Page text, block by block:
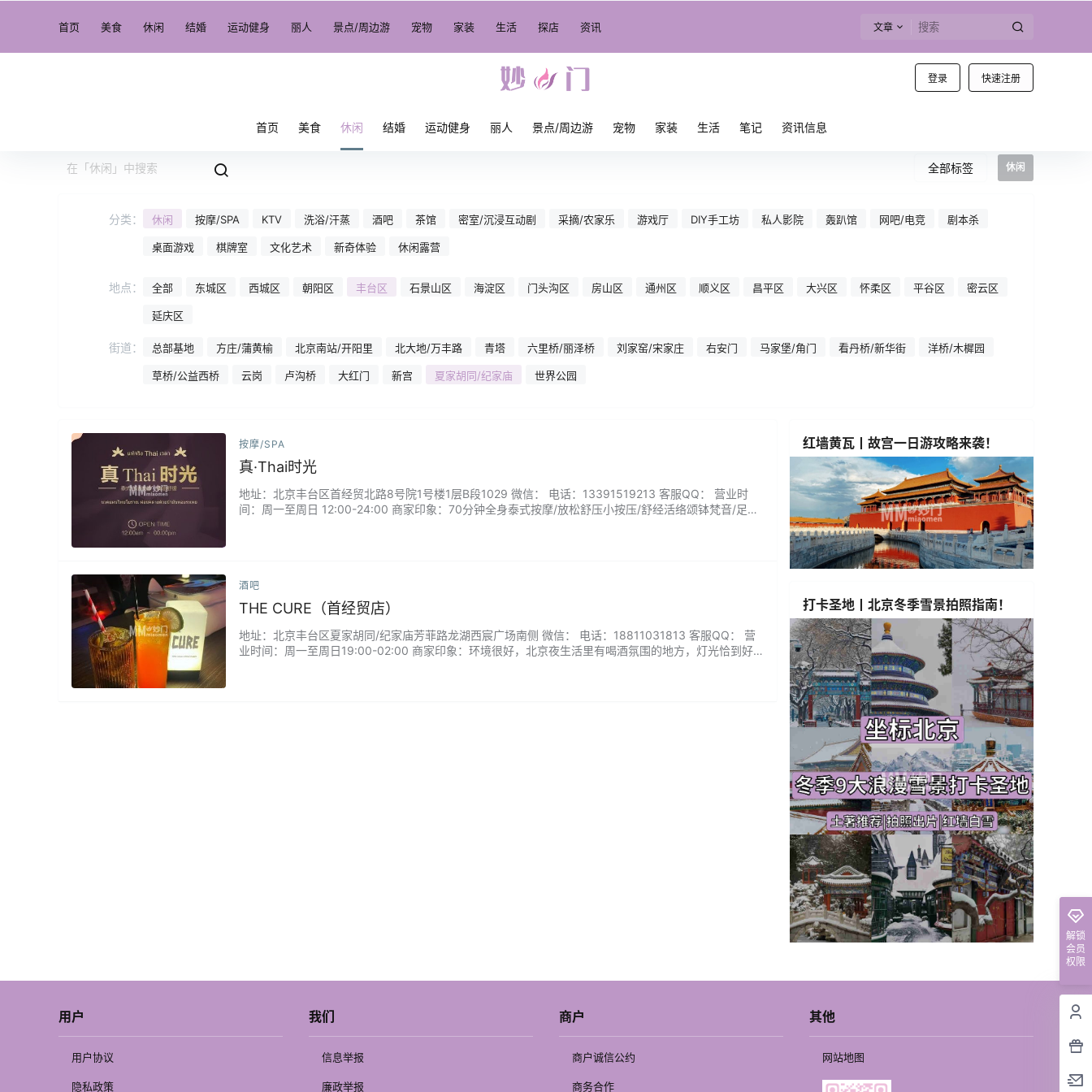
首页 美食 休闲 结婚 运动健身 丽人 景点/周边游 宠物 家装 生活 探店 资讯 文章
登录 快速注册
首页 美食 休闲 结婚 运动健身 丽人 景点/周边游 宠物 家装 生活 笔记 资讯信息
全部标签 休闲
分类： 休闲 按摩/SPA KTV 洗浴/汗蒸 酒吧 茶馆 密室/沉浸互动剧 采摘/农家乐 游戏厅 DIY手工坊 私人影院 轰趴馆 网吧/电竞 剧本杀
桌面游戏 棋牌室 文化艺术 新奇体验 休闲露营
地点： 全部 东城区 西城区 朝阳区 丰台区 石景山区 海淀区 门头沟区 房山区 通州区 顺义区 昌平区 大兴区 怀柔区 平谷区 密云区
延庆区
街道： 总部基地 方庄/蒲黄榆 北京南站/开阳里 北大地/万丰路 青塔 六里桥/丽泽桥 刘家窑/宋家庄 右安门 马家堡/角门 看丹桥/新华街 洋桥/木樨园
草桥/公益西桥 云岗 卢沟桥 大红门 新宫 夏家胡同/纪家庙 世界公园
按摩/SPA
真·Thai时光
地址：北京丰台区首经贸北路8号院1号楼1层B段1029 微信： 电话：13391519213 客服QQ： 营业时
间：周一至周日 12:00-24:00 商家印象：70分钟全身泰式按摩/放松舒压小按压/舒经活络颂钵梵音/足部
酒吧
THE CURE（首经贸店）
地址：北京丰台区夏家胡同/纪家庙芳菲路龙湖西宸广场南侧 微信： 电话：18811031813 客服QQ： 营
业时间：周一至周日19:00-02:00 商家印象：环境很好，北京夜生活里有喝酒氛围的地方，灯光恰到好
红墙黄瓦丨故宫一日游攻略来袭！
打卡圣地丨北京冬季雪景拍照指南！
解锁
会员
权限
用户
用户协议
隐私政策
我们
信息举报
廉政举报
商户
商户诚信公约
商务合作
其他
网站地图